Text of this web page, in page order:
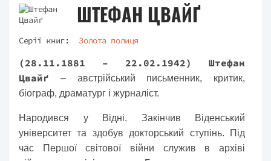
ШТЕФАН ЦВАЙҐ
Серії книг: Золота полиця
(28.11.1881 – 22.02.1942) Штефан
Цвайґ – австрійський письменник, критик,
біограф, драматург і журналіст.
Народився у Відні. Закінчив Віденський
університет та здобув докторський ступінь. Під
час Першої світової війни служив в архіві